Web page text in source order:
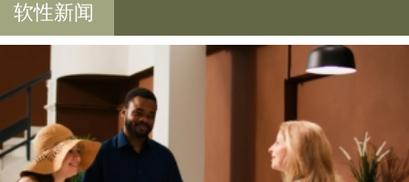
软性新闻